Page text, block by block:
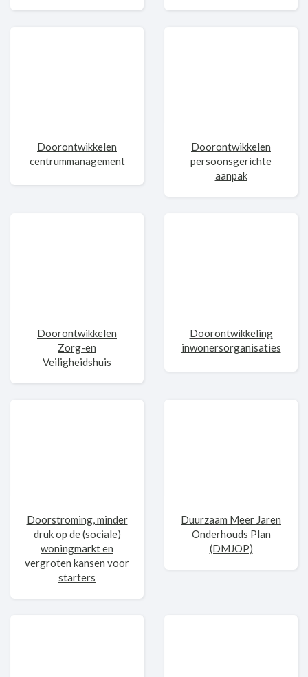
Doorontwikkelen
centrummanagement
Doorontwikkelen
persoonsgerichte
aanpak
Doorontwikkelen
Zorg-en
Veiligheidshuis
Doorontwikkeling
inwonersorganisaties
Doorstroming, minder
druk op de (sociale)
woningmarkt en
vergroten kansen voor
starters
Duurzaam Meer Jaren
Onderhouds Plan
(DMJOP)